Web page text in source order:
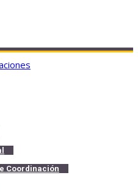
Coordinación